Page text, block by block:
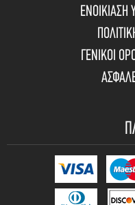
ΕΝΟΙΚΙΑΣΗ
ΓΕΝΙΚΟΙ